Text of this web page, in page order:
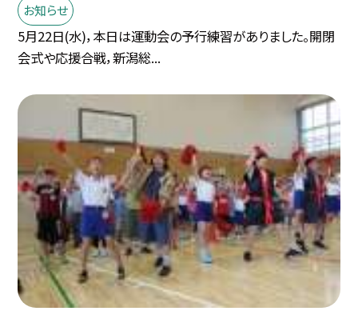
お知らせ
5月22日(水)，本日は運動会の予行練習がありました。開閉
会式や応援合戦，新潟総...